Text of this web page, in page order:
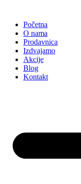
sadržajPočetna
O nama
Prodavnica
Izdvajamo
Akcije
Blog
Kontakt